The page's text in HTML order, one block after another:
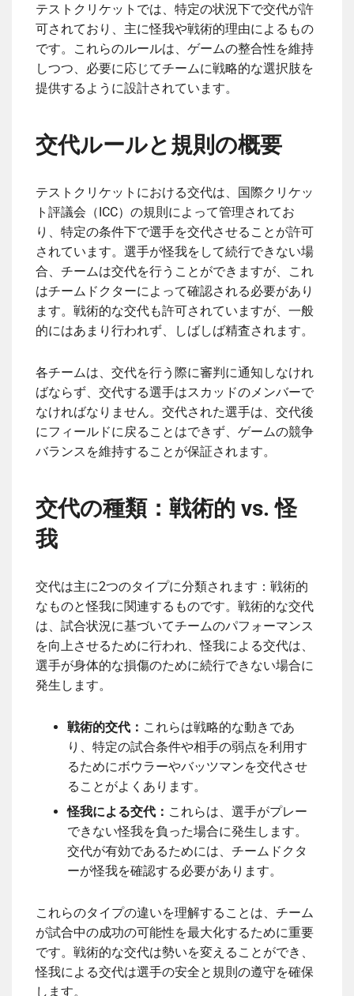
テストクリケットでは、特定の状況下で交代が許
可されており、主に怪我や戦術的理由によるもの
です。これらのルールは、ゲームの整合性を維持
しつつ、必要に応じてチームに戦略的な選択肢を
提供するように設計されています。
交代ルールと規則の概要
テストクリケットにおける交代は、国際クリケッ
ト評議会（ICC）の規則によって管理されてお
り、特定の条件下で選手を交代させることが許可
されています。選手が怪我をして続行できない場
合、チームは交代を行うことができますが、これ
はチームドクターによって確認される必要があり
ます。戦術的な交代も許可されていますが、一般
的にはあまり行われず、しばしば精査されます。
各チームは、交代を行う際に審判に通知しなけれ
ばならず、交代する選手はスカッドのメンバーで
なければなりません。交代された選手は、交代後
にフィールドに戻ることはできず、ゲームの競争
バランスを維持することが保証されます。
交代の種類：戦術的 vs. 怪
我
交代は主に2つのタイプに分類されます：戦術的
なものと怪我に関連するものです。戦術的な交代
は、試合状況に基づいてチームのパフォーマンス
を向上させるために行われ、怪我による交代は、
選手が身体的な損傷のために続行できない場合に
発生します。
戦術的交代： これらは戦略的な動きであ
り、特定の試合条件や相手の弱点を利用す
るためにボウラーやバッツマンを交代させ
ることがよくあります。
怪我による交代： これらは、選手がプレー
できない怪我を負った場合に発生します。
交代が有効であるためには、チームドクタ
ーが怪我を確認する必要があります。
これらのタイプの違いを理解することは、チーム
が試合中の成功の可能性を最大化するために重要
です。戦術的な交代は勢いを変えることができ、
怪我による交代は選手の安全と規則の遵守を確保
します。